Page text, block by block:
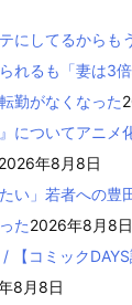
にしてるから
れるも「妻は3
勤がなくなった
についてアニメ
2026年8月8日
い」若者への豊
た2026年8月8日
【コミック
8月8日